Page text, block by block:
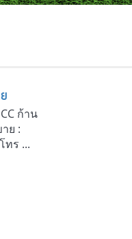
ก้าน
ย :
ทร ...